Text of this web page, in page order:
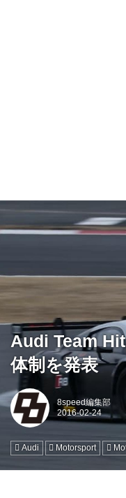
Audi Team
体制を発表
8speed編集部
Audi Motorsport